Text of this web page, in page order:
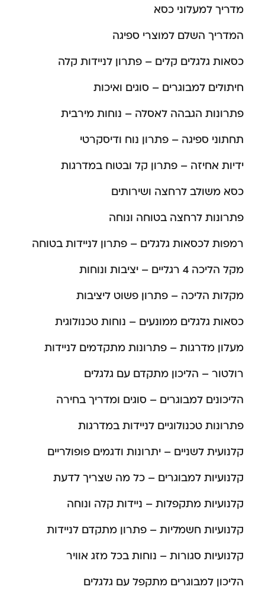
מדריך למעלוני כסא
המדריך השלם למוצרי ספיגה
כסאות גלגלים קלים – פתרון לניידות קלה
חיתולים למבוגרים – סוגים ואיכות
פתרונות הגבהה לאסלה – נוחות מירבית
תחתוני ספיגה – פתרון נוח ודיסקרטי
ידיות אחיזה – פתרון קל ובטוח במדרגות
כסא משולב לרחצה ושירותים
פתרונות לרחצה בטוחה ונוחה
רמפות לכסאות גלגלים – פתרון לניידות בטוחה
מקל הליכה 4 רגליים – יציבות ונוחות
מקלות הליכה – פתרון פשוט ליציבות
כסאות גלגלים ממונעים – נוחות טכנולוגית
מעלון מדרגות – פתרונות מתקדמים לניידות
רולטור – הליכון מתקדם עם גלגלים
הליכונים למבוגרים – סוגים ומדריך בחירה
פתרונות טכנולוגיים לניידות במדרגות
קלנועית לשניים – יתרונות ודגמים פופולריים
קלנועיות למבוגרים – כל מה שצריך לדעת
קלנועיות מתקפלות – ניידות קלה ונוחה
קלנועיות חשמליות – פתרון מתקדם לניידות
קלנועיות סגורות – נוחות בכל מזג אוויר
הליכון למבוגרים מתקפל עם גלגלים